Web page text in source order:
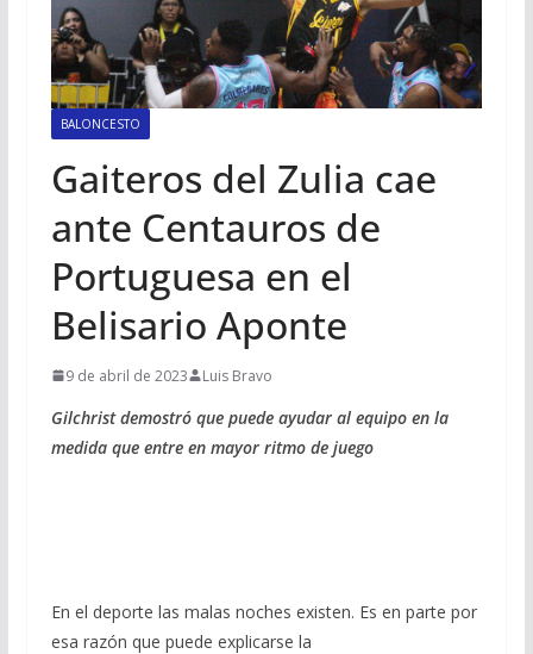
BALONCESTO
Gaiteros del Zulia cae
ante Centauros de
Portuguesa en el
Belisario Aponte
9 de abril de 2023 Luis Bravo
Gilchrist demostró que puede ayudar al equipo en la
medida que entre en mayor ritmo de juego
En el deporte las malas noches existen. Es en parte por
esa razón que puede explicarse la